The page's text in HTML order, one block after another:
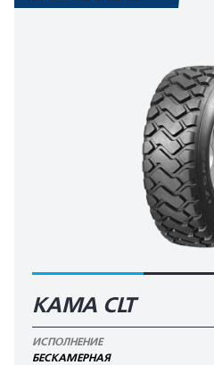
KAMA CLT
ИСПОЛНЕНИЕ
БЕCКАМЕРНАЯ